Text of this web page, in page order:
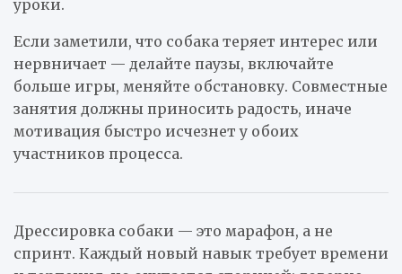
уроки.
Если заметили, что собака теряет интерес или
нервничает — делайте паузы, включайте
больше игры, меняйте обстановку. Совместные
занятия должны приносить радость, иначе
мотивация быстро исчезнет у обоих
участников процесса.
Дрессировка собаки — это марафон, а не
спринт. Каждый новый навык требует времени